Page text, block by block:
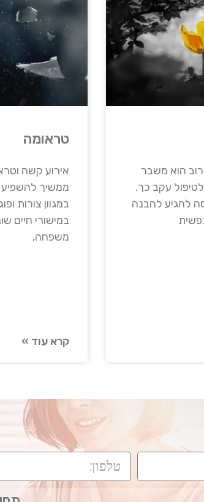
הוא משבר
עקב כך.
להגיע להבנה
טראומה
אירוע קשה
ממשיך
במגוון צורות
במישורי חיים
משפחה,
קרא עוד »